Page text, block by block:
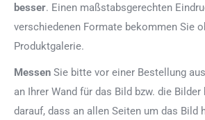
besser. Einen maßstabsgerechten
verschiedenen Formate bekommen Sie
Produktgalerie.
Messen Sie bitte vor einer Bestellung
an Ihrer Wand für das Bild bzw. die
darauf, dass an allen Seiten um das Bild